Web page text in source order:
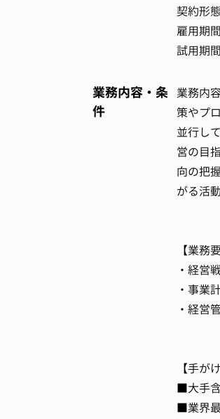
契約形
雇用期
試用期
業務内容・条
件
業務内
策やプ
並行し
営の目
向の把
がる活
【業務
・経営
・事業
・経営
【手が
■大手
■業界